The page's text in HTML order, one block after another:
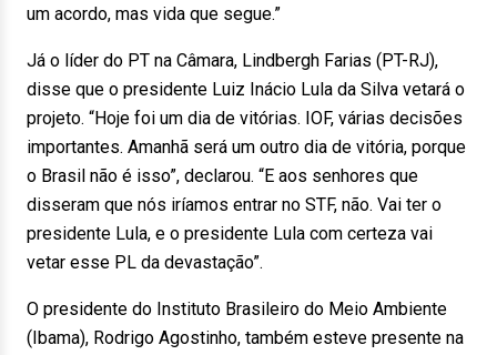
um acordo, mas vida que segue.”
Já o líder do PT na Câmara, Lindbergh Farias (PT-RJ),
disse que o presidente Luiz Inácio Lula da Silva vetará o
projeto. “Hoje foi um dia de vitórias. IOF, várias decisões
importantes. Amanhã será um outro dia de vitória, porque
o Brasil não é isso”, declarou. “E aos senhores que
disseram que nós iríamos entrar no STF, não. Vai ter o
presidente Lula, e o presidente Lula com certeza vai
vetar esse PL da devastação”.
O presidente do Instituto Brasileiro do Meio Ambiente
(Ibama), Rodrigo Agostinho, também esteve presente na